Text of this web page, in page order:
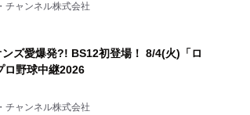
チャンネル株式会社
ズ愛爆発?! BS12初登場！ 8/4(火)「ロ
ロ野球中継2026
チャンネル株式会社